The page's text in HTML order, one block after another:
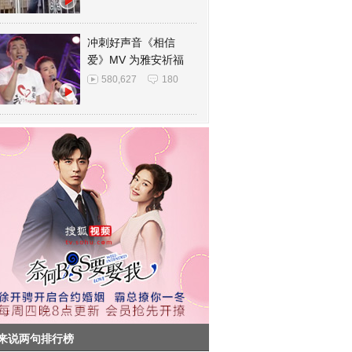
冲刺好声音《相信
爱》MV 为雅安祈福
580,627 180
说两句排行榜